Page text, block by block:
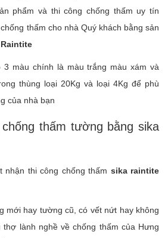
phẩm và thi công chống thấm uy tín
thấm cho nhà Quý khách bằng sản
3 màu chính là màu trắng màu xám và
thùng loại 20Kg và loại 4Kg để phù
của nhà bạn
thấm tường bằng sika
nhận thi công chống thấm sika raintite
mới hay tường cũ, có vết nứt hay không
lành nghề về chống thấm của Hưng